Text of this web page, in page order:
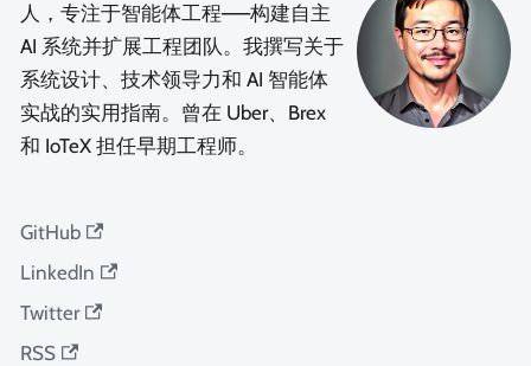
人，专注于智能体工程——构建自主
AI 系统并扩展工程团队。我撰写关于
系统设计、技术领导力和 AI 智能体
实战的实用指南。曾在 Uber、Brex
和 IoTeX 担任早期工程师。
GitHub
LinkedIn
Twitter
RSS